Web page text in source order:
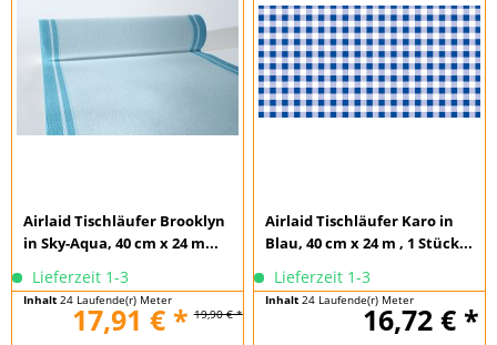
Airlaid Tischläufer Brooklyn
in Sky-Aqua, 40 cm x 24 m...
Lieferzeit 1-3
Inhalt24 Laufende(r) Meter
(0,75 € * / 1 Laufende(r) Meter) 19,90 € *
17,91 € *
Airlaid Tischläufer Karo in
Blau, 40 cm x 24 m , 1 Stück...
Lieferzeit 1-3
Inhalt24 Laufende(r) Meter
(0,70 € * / 1 Laufende(r) Meter)
16,72 € *